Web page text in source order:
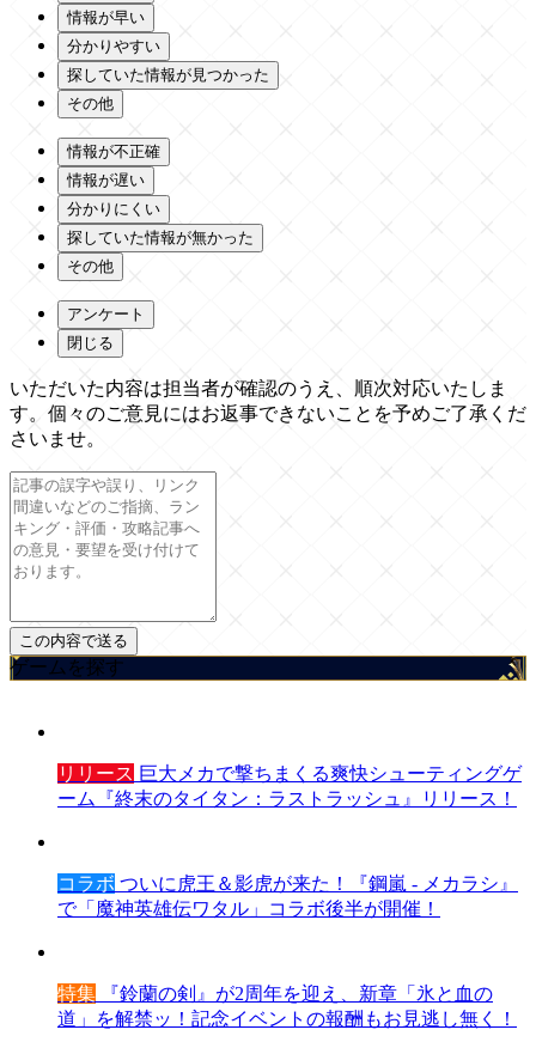
情報が早い
分かりやすい
探していた情報が見つかった
その他
情報が不正確
情報が遅い
分かりにくい
探していた情報が無かった
その他
アンケート
閉じる
いただいた内容は担当者が確認のうえ、順次対応いたしま
す。個々のご意見にはお返事できないことを予めご了承くだ
さいませ。
ゲームを探す
リリース 巨大メカで撃ちまくる爽快シューティングゲ
ーム『終末のタイタン：ラストラッシュ』リリース！
コラボ ついに虎王＆影虎が来た！『鋼嵐 - メカラシ』
で「魔神英雄伝ワタル」コラボ後半が開催！
特集 『鈴蘭の剣』が2周年を迎え、新章「氷と血の
道」を解禁ッ！記念イベントの報酬もお見逃し無く！